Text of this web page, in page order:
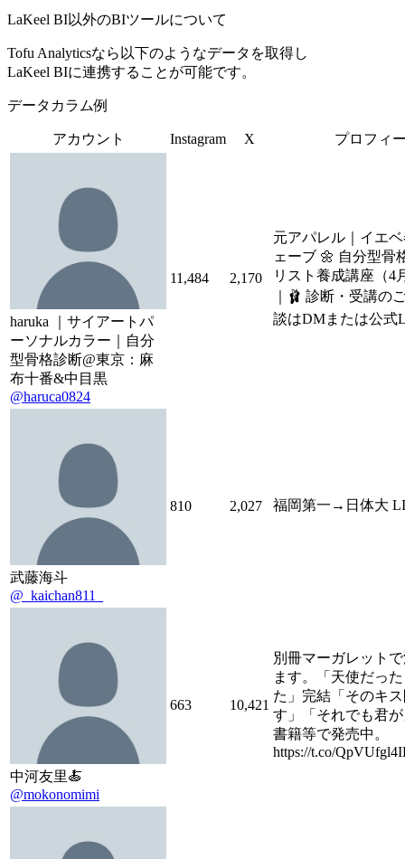
LaKeel BI以外のBIツールについて
Tofu Analyticsなら以下のようなデータを取得し
LaKeel BIに連携することが可能です。
データカラム例
アカウント Instagram X プロフィ
haruka ｜サイアートパ
ーソナルカラー｜自分
型骨格診断@東京：麻
布十番&中目黒
@haruca0824
11,484 2,170
元アパレル｜イエ
ェーブ 🌼 自分型骨
リスト養成講座（4
｜🩰 診断・受講の
談はDMまたは公式
武藤海斗
@_kaichan811_
810 2,027 福岡第一→日体大
中河友里🍝
@mokonomimi
663 10,421
別冊マーガレット
ます。「天使だっ
た」完結「そのキ
す」「それでも君
書籍等で発売中。
https://t.co/